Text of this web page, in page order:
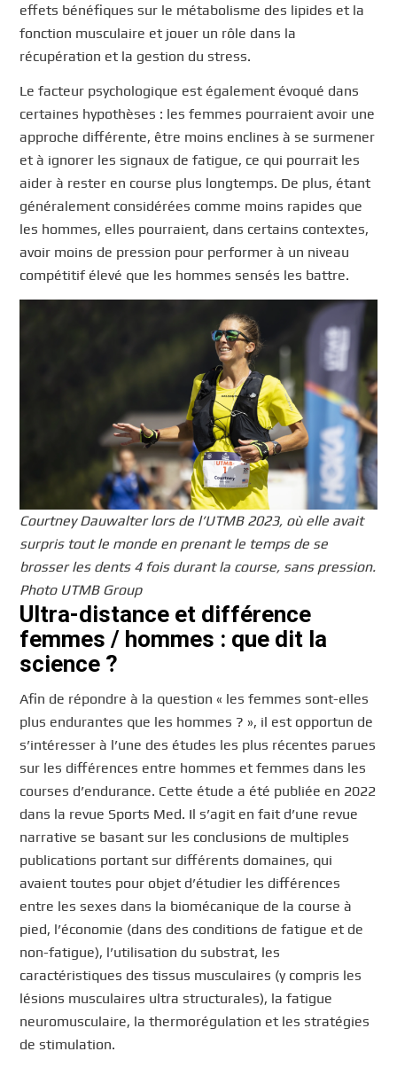
effets bénéfiques sur le métabolisme des lipides et la
fonction musculaire et jouer un rôle dans la
récupération et la gestion du stress.
Le facteur psychologique est également évoqué dans
certaines hypothèses : les femmes pourraient avoir une
approche différente, être moins enclines à se surmener
et à ignorer les signaux de fatigue, ce qui pourrait les
aider à rester en course plus longtemps. De plus, étant
généralement considérées comme moins rapides que
les hommes, elles pourraient, dans certains contextes,
avoir moins de pression pour performer à un niveau
compétitif élevé que les hommes sensés les battre.
Courtney Dauwalter lors de l’UTMB 2023, où elle avait
surpris tout le monde en prenant le temps de se
brosser les dents 4 fois durant la course, sans pression.
Photo UTMB Group
Ultra-distance et différence
femmes / hommes : que dit la
science ?
Afin de répondre à la question « les femmes sont-elles
plus endurantes que les hommes ? », il est opportun de
s’intéresser à l’une des études les plus récentes parues
sur les différences entre hommes et femmes dans les
courses d’endurance. Cette étude a été publiée en 2022
dans la revue Sports Med. Il s’agit en fait d’une revue
narrative se basant sur les conclusions de multiples
publications portant sur différents domaines, qui
avaient toutes pour objet d’étudier les différences
entre les sexes dans la biomécanique de la course à
pied, l’économie (dans des conditions de fatigue et de
non-fatigue), l’utilisation du substrat, les
caractéristiques des tissus musculaires (y compris les
lésions musculaires ultra structurales), la fatigue
neuromusculaire, la thermorégulation et les stratégies
de stimulation.